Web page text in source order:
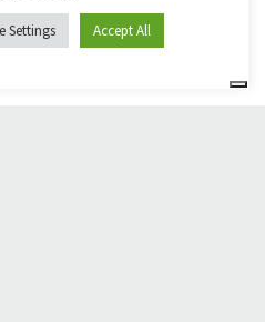
o llame al
de oficina).
Settings Accept All